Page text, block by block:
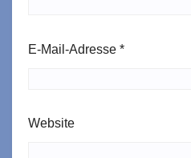
E-Mail-Adresse *
Website